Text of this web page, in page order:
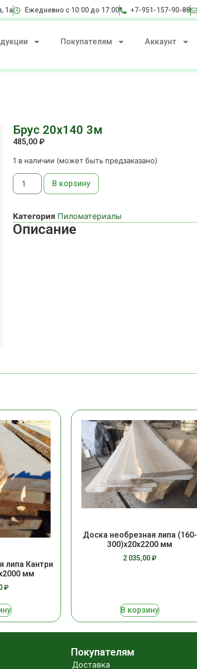
1а Ежедневно с 10:00 до 17:00 +7-951-157-90-88
Покупателям Аккаунт
Брус 20х140 3м
485,00 ₽
1 в наличии (может быть предзаказано)
В корзину
Категория Пиломатериалы
Описание
липа Кантри
мм
₽
Доска необрезная липа (160-
300)х20х2200 мм
2 035,00₽
В корзину
Покупателям
Доставка